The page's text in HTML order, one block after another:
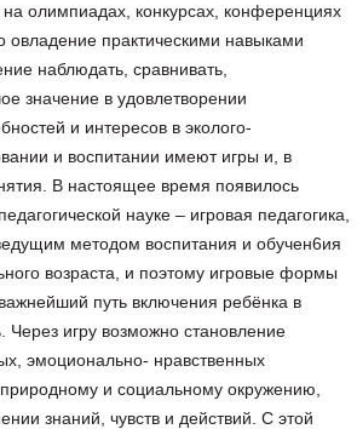
олимпиадах, конкурсах, конференциях
овладение практическими навыками
наблюдать, сравнивать,
значение в удовлетворении
и интересов в эколого-
и воспитании имеют игры и, в
В настоящее время появилось
науке – игровая педагогика,
методом воспитания и обучен6ия
возраста, и поэтому игровые формы
путь включения ребёнка в
Через игру возможно становление
эмоционально- нравственных
и социальному окружению,
знаний, чувств и действий. С этой